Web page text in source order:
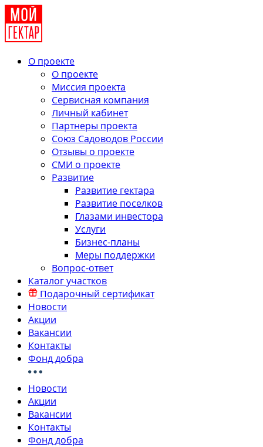
О проекте
О проекте
Миссия проекта
Сервисная компания
Личный кабинет
Партнеры проекта
Союз Садоводов России
Отзывы о проекте
СМИ о проекте
Развитие
Развитие гектара
Развитие поселков
Глазами инвестора
Услуги
Бизнес-планы
Меры поддержки
Вопрос-ответ
Каталог участков
Подарочный сертификат
Новости
Акции
Вакансии
Контакты
Фонд добра
Новости
Акции
Вакансии
Контакты
Фонд добра